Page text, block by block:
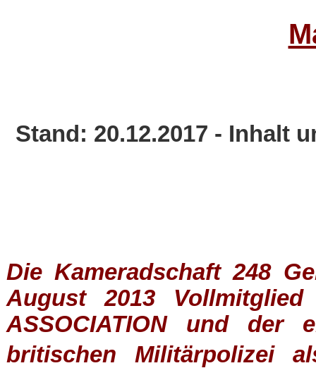
Stand: 20.12.2017 - Inhalt
Die Kameradschaft 248
August 2013
ASSOCIATIONund der
britischen
Militärpolizei